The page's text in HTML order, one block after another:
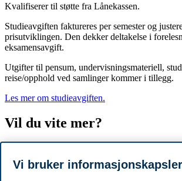
Kvalifiserer til støtte fra Lånekassen.
Studieavgiften faktureres per semester og
prisutviklingen. Den dekker deltakelse i
eksamensavgift.
Utgifter til pensum, undervisningsmateriell,
reise/opphold ved samlinger kommer i tillegg.
Les mer om studieavgiften.
Vil du vite mer?
møter du en veileder, og du får mulighet til å
Vi bruker